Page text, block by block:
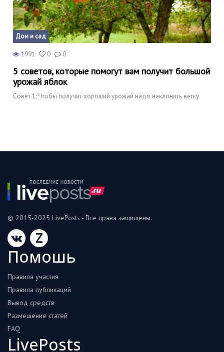
Дом и сад
1991 0 0
5 советов, которые помогут вам получит большой
урожай яблок
Совет 1: Чтобы получит хороший урожай надо наклонить ветку
© 2015-2025 LivePosts - Все права защищены.
Z
Помошь
Правила участия
Правила публикаций
Вывод средств
Размещение статей
FAQ
LivePosts